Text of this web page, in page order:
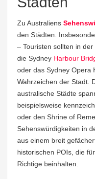
Zu Australiens
den Städten.
– Touristen sollten in
die Sydney Harbour
oder das Sydney Opera
Wahrzeichen der Stadt.
australische Städte
beispielsweise
oder den Shrine of
Sehenswürdigkeiten in
aus einem breit
historischen POIs, die
Richtige beinhalten.